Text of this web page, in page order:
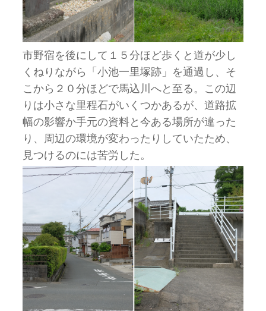
市野宿を後にして１５分ほど歩くと道が少し
くねりながら「小池一里塚跡」を通過し、そ
こから２０分ほどで馬込川へと至る。この辺
りは小さな里程石がいくつかあるが、道路拡
幅の影響か手元の資料と今ある場所が違った
り、周辺の環境が変わったりしていたため、
見つけるのには苦労した。